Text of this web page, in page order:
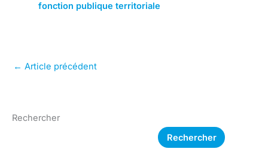
fonction publique territoriale
← Article précédent
Rechercher
Rechercher